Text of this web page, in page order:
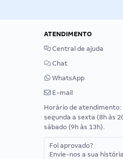
ATENDIMENTO
Central de ajuda
Chat
WhatsApp
E-mail
Horário de atendimento:
segunda a sexta (8h às
sábado (9h às 13h).
Foi aprovado?
Envie-nos a sua